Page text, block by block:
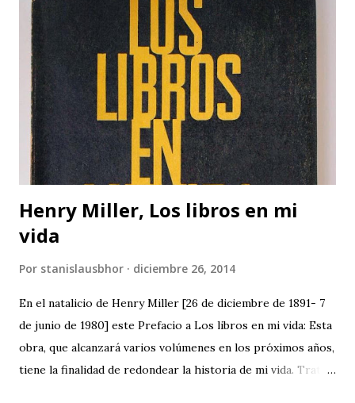
Henry Miller, Los libros en mi
vida
Por stanislausbhor diciembre 26, 2014
En el natalicio de Henry Miller [26 de diciembre de 1891- 7
de junio de 1980] este Prefacio a Los libros en mi vida: Esta
obra, que alcanzará varios volúmenes en los próximos años,
tiene la finalidad de redondear la historia de mi vida. Trata